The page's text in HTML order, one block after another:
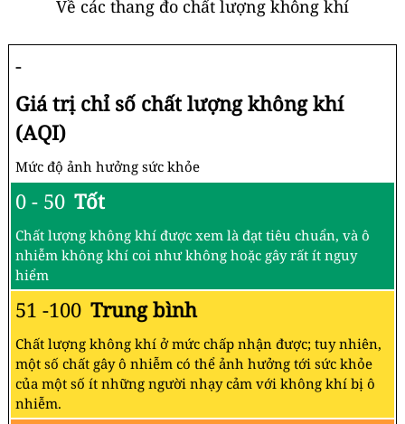
Về các thang đo chất lượng không khí
-
Giá trị chỉ số chất lượng không khí
(AQI)
Mức độ ảnh hưởng sức khỏe
0 - 50 Tốt
Chất lượng không khí được xem là đạt tiêu chuẩn, và ô
nhiễm không khí coi như không hoặc gây rất ít nguy
hiểm
51 -100 Trung bình
Chất lượng không khí ở mức chấp nhận được; tuy nhiên,
một số chất gây ô nhiễm có thể ảnh hưởng tới sức khỏe
của một số ít những người nhạy cảm với không khí bị ô
nhiễm.